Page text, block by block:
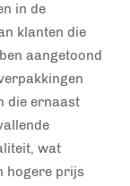
in de
klanten die
aangetoond
die ernaast
wat
hogere prijs